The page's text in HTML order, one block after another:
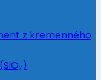
z kremenného